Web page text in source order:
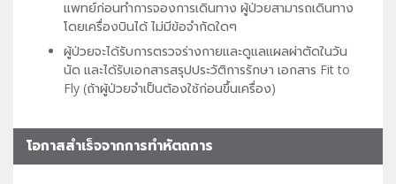
แพทย์ก่อนทำการจองการเดินทาง ผู้ป่วยสามารถเดินทาง
โดยเครื่องบินได้ ไม่มีข้อจำกัดใดๆ
ผู้ป่วยจะได้รับการตรวจร่างกายและดูแลแผลผ่าตัดในวัน
นัด และได้รับเอกสารสรุปประวัติการรักษา เอกสาร Fit to
Fly (ถ้าผู้ป่วยจำเป็นต้องใช้ก่อนขึ้นเครื่อง)
โอกาสสำเร็จจากการทำหัตถการ